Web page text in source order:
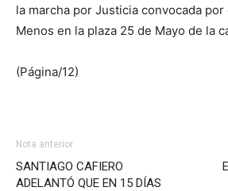
la marcha por Justicia convocada
Menos en la plaza 25 de Mayo de la
(Página/12)
Nota anterior
SANTIAGO CAFIERO
ADELANTÓ QUE EN 15 DÍAS